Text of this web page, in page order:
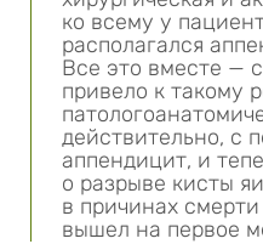
ко всему у
располагался
Все это вместе —
привело к такому
действительно, с
аппендицит, и
о разрыве кисты
в причинах
вышел на первое